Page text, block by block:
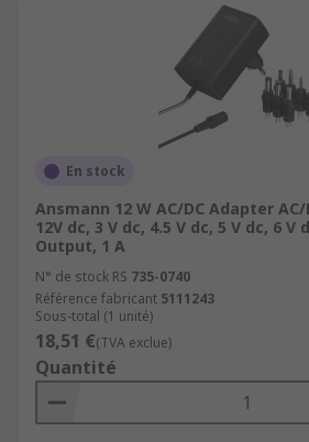
En stock
Ansmann 12 W AC/DC Adapter
12V dc, 3 V dc, 4.5 V dc, 5 V dc, 6 V
Output, 1 A
N° de stock RS 735-0740
Référence fabricant 5111243
Sous-total (1 unité)
18,51 €(TVA exclue)
Quantité